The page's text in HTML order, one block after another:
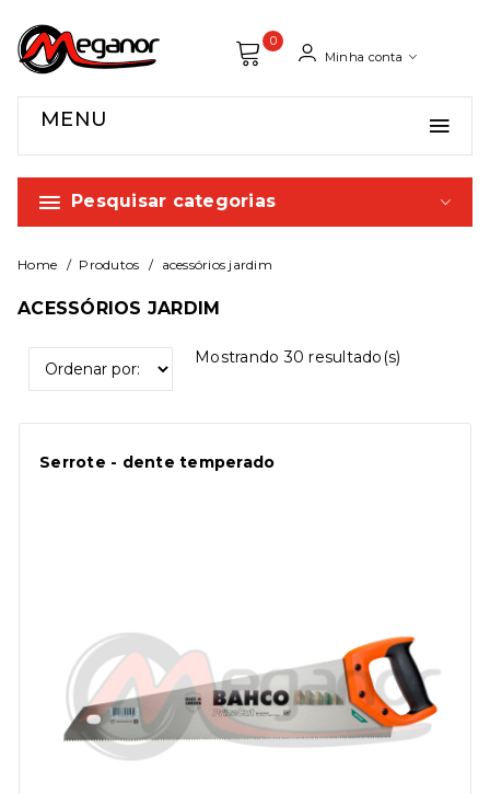
0
Minha conta
MENU
Pesquisar categorias
Home Produtos acessórios jardim
ACESSÓRIOS JARDIM
Mostrando30 resultado(s)
Serrote - dente temperado